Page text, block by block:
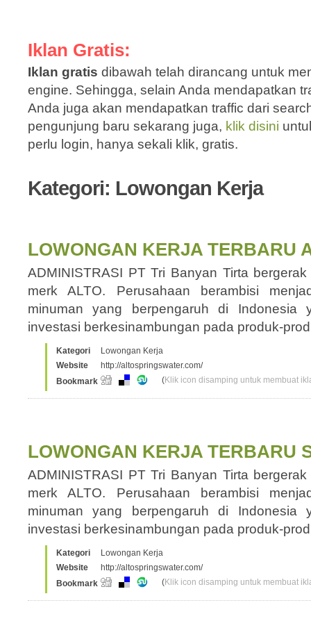
Iklan Gratis:
Iklan gratis dibawah telah dirancang untuk
engine. Sehingga, selain Anda mendapatkan
Anda juga akan mendapatkan traffic dari
pengunjung baru sekarang juga, klik disini
perlu login, hanya sekali klik, gratis.
Kategori: Lowongan Kerja
LOWONGAN KERJA TERBARU
ADMINISTRASI PT Tri Banyan Tirta
merk ALTO. Perusahaan berambisi
minuman yang berpengaruh di Indonesia
investasi berkesinambungan pada produk-
Kategori
Lowongan Kerja
Website
http://altospringswater.com/
Bookmark
(Klik icon disamping untuk membuat
LOWONGAN KERJA TERBARU
ADMINISTRASI PT Tri Banyan Tirta
merk ALTO. Perusahaan berambisi
minuman yang berpengaruh di Indonesia
investasi berkesinambungan pada produk-
Kategori
Lowongan Kerja
Website
http://altospringswater.com/
Bookmark
(Klik icon disamping untuk membuat